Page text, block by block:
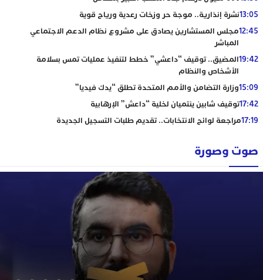
13:05نشرة إنذارية.. موجة حر وزخات رعدية ورياح قوية
12:45مجلس المستشارين يصادق على مشروع نظام الدعم الاجتماعي
المباشر
19:42المضيق.. توقيف “داعشي” خطط لتنفيذ عمليات تمس بسلامة
الأشخاص والنظام
15:09وزارة التضامن والأمم المتحدة تطلق “يدك فيديا”
17:42توقيف شابين ينتميان لخلية “داعش” الإرهابية
17:19مراجعة لوائح الانتخابات.. تقديم طلبات التسجيل الجديدة
صوت وصورة